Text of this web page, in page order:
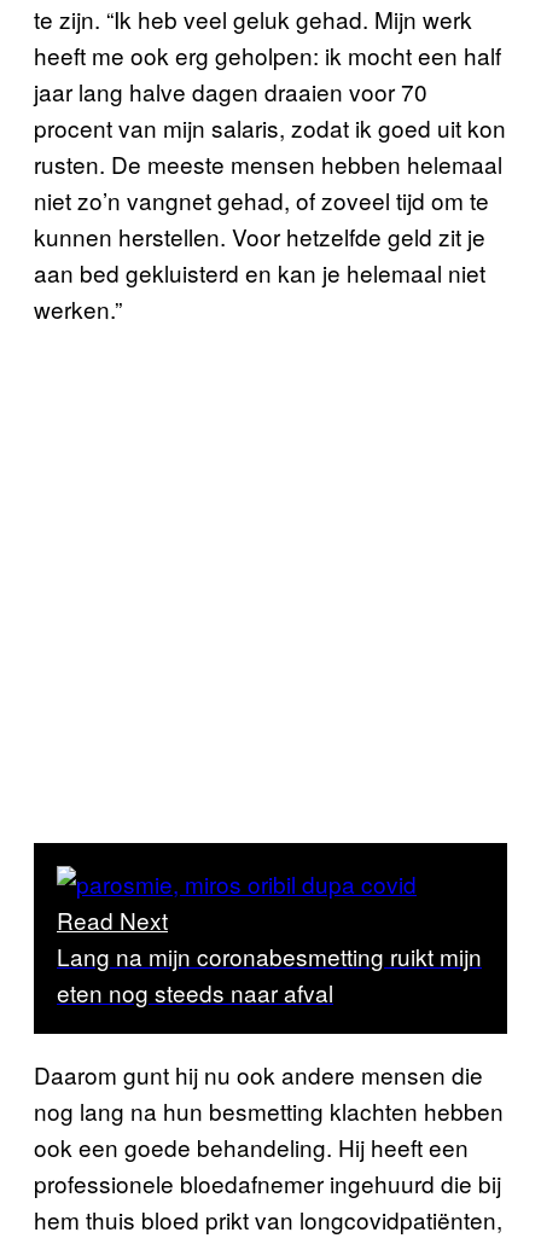
te zijn. “Ik heb veel geluk gehad. Mijn werk
heeft me ook erg geholpen: ik mocht een half
jaar lang halve dagen draaien voor 70
procent van mijn salaris, zodat ik goed uit kon
rusten. De meeste mensen hebben helemaal
niet zo’n vangnet gehad, of zoveel tijd om te
kunnen herstellen. Voor hetzelfde geld zit je
aan bed gekluisterd en kan je helemaal niet
werken.”
Read Next
Lang na mijn coronabesmetting ruikt mijn
eten nog steeds naar afval
Daarom gunt hij nu ook andere mensen die
nog lang na hun besmetting klachten hebben
ook een goede behandeling. Hij heeft een
professionele bloedafnemer ingehuurd die bij
hem thuis bloed prikt van longcovidpatiënten,